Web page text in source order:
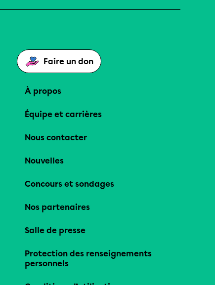
Faire un don
À propos
Équipe et carrières
Nous contacter
Nouvelles
Concours et sondages
Nos partenaires
Salle de presse
Protection des renseignements
personnels